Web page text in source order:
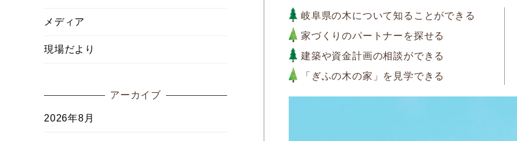
岐阜県の木について知ることができる
家づくりのパートナーを探せる
建築や資金計画の相談ができる
「ぎふの木の家」を見学できる
メディア
現場だより
アーカイブ
2026年8月